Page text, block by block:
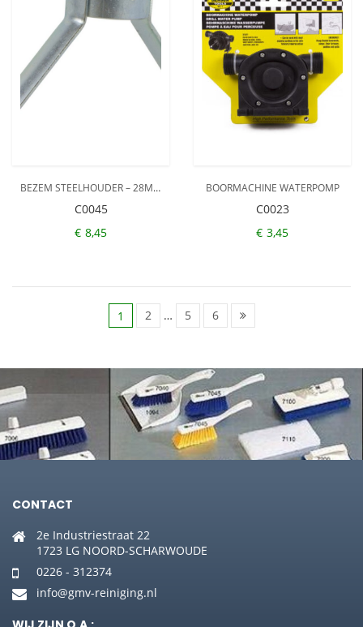
BEZEM STEELHOUDER – 28MM
C0045
€ 8,45
BOORMACHINE WATERPOMP
C0023
€ 3,45
1 2 … 5 6
CONTACT
2e Industriestraat 22
1723 LG NOORD-SCHARWOUDE
0226 - 312374
info@gmv-reiniging.nl